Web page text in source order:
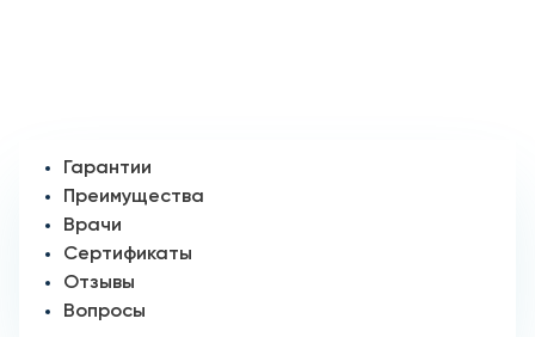
Гарантии
Преимущества
Врачи
Сертификаты
Отзывы
Вопросы